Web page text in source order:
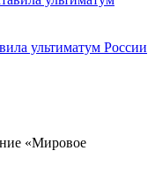
ультиматум России
«Мировое